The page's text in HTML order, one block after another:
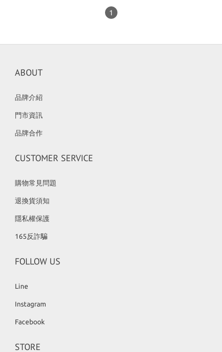
1
ABOUT
品牌介紹
門市資訊
品牌合作
CUSTOMER SERVICE
購物常見問題
退換貨須知
隱私權保護
165反詐騙
FOLLOW US
Line
Instagram
Facebook
STORE